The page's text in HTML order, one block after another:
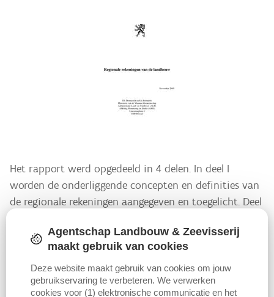
Het rapport werd opgedeeld in 4 delen. In deel I
worden de onderliggende concepten en definities van
de regionale rekeningen aangegeven en toegelicht. Deel
verschillende rubrieken van de landbouwrekeningen
op regionaal vlak. Deze beschrijving werd, naar
analogie met de opgestelde rekeningen, onderverdeeld
in de productierekeningen (deel II) en de
Agentschap Landbouw & Zeevisserij
maakt gebruik van cookies
Deze website maakt gebruik van cookies om jouw
gebruikservaring te verbeteren. We verwerken
cookies voor (1) elektronische communicatie en het